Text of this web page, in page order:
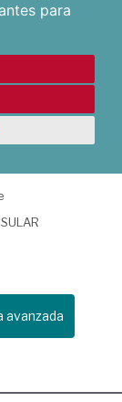
para
avanzada